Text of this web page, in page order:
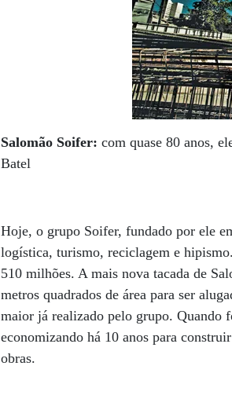
Salomão Soifer:com quase 80 anos,
Batel
Hoje, o grupo Soifer, fundado por ele
logística, turismo, reciclagem e
510 milhões. A mais nova tacada de
metros quadrados de área para ser
maior já realizado pelo grupo. Quando
economizando há 10 anos para
obras.